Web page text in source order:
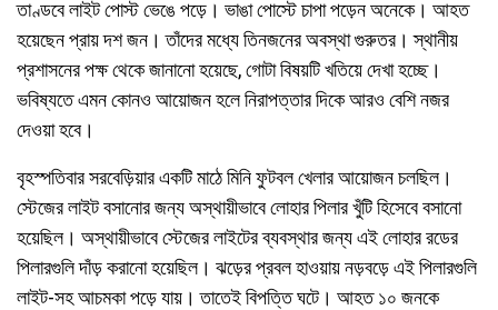
তাণ্ডবে লাইট পোস্ট ভেঙে পড়ে। ভাঙা পোস্টে চাপা পড়েন অনেকে। আহত
হয়েছেন প্রায় দশ জন। তাঁদের মধ্যে তিনজনের অবস্থা গুরুতর। স্থানীয়
প্রশাসনের পক্ষ থেকে জানানো হয়েছে, গোটা বিষয়টি খতিয়ে দেখা হচ্ছে।
ভবিষ্যতে এমন কোনও আয়োজন হলে নিরাপত্তার দিকে আরও বেশি নজর
দেওয়া হবে।
বৃহস্পতিবার সরবেড়িয়ার একটি মাঠে মিনি ফুটবল খেলার আয়োজন চলছিল।
স্টেজের লাইট বসানোর জন্য অস্থায়ীভাবে লোহার পিলার খুঁটি হিসেবে বসানো
হয়েছিল। অস্থায়ীভাবে স্টেজের লাইটের ব্যবস্থার জন্য এই লোহার রডের
পিলারগুলি দাঁড় করানো হয়েছিল। ঝড়ের প্রবল হাওয়ায় নড়বড়ে এই পিলারগুলি
লাইট-সহ আচমকা পড়ে যায়। তাতেই বিপত্তি ঘটে। আহত ১০ জনকে